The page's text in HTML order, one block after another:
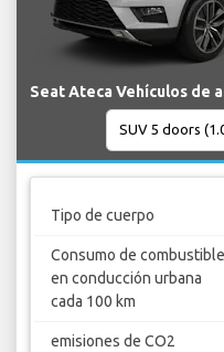
Seat Ateca Vehículos de
Tipo de cuerpo
Consumo de combustible
en conducción urbana
cada 100 km
emisiones de CO2